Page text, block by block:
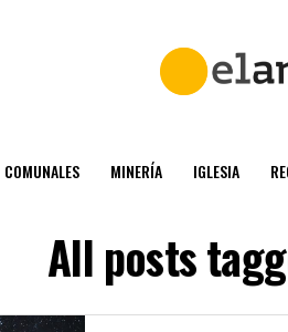
COMUNALES MINERÍA IGLESIA
All posts